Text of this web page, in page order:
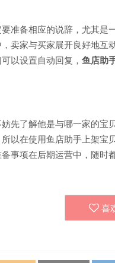
准备相应的说辞，尤其
卖家与买家展开良好地
以设置自动回复， 鱼店助
先了解他是与哪一家的
以在使用鱼店助手上架
事项在后期运营中，随时
喜